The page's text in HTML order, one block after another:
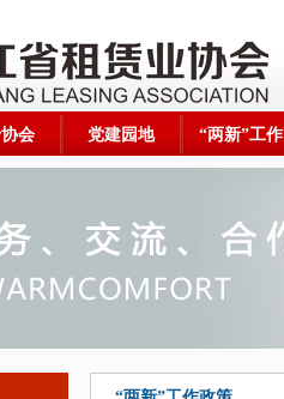
会 党建园地 “两新”工作